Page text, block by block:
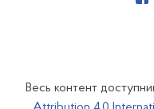
Весь контент